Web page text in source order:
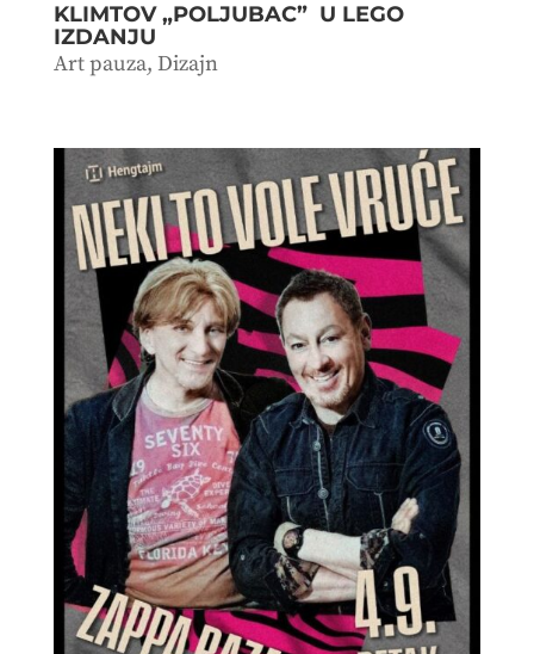
KLIMTOV „POLJUBAC” U LEGO
IZDANJU
Art pauza, Dizajn